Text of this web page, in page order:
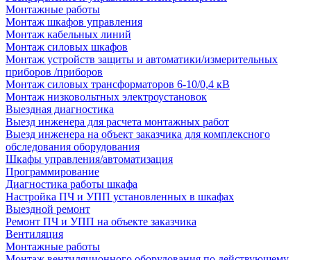
Монтажные работы
Монтаж шкафов управления
Монтаж кабельных линий
Монтаж силовых шкафов
Монтаж устройств защиты и автоматики/измерительных
приборов /приборов
Монтаж силовых трансформаторов 6-10/0,4 кВ
Монтаж низковольтных электроустановок
Выездная диагностика
Выезд инженера для расчета монтажных работ
Выезд инженера на объект заказчика для комплексного
обследования оборудования
Шкафы управления/автоматизация
Программирование
Диагностика работы шкафа
Настройка ПЧ и УПП установленных в шкафах
Выездной ремонт
Ремонт ПЧ и УПП на объекте заказчика
Вентиляция
Монтажные работы